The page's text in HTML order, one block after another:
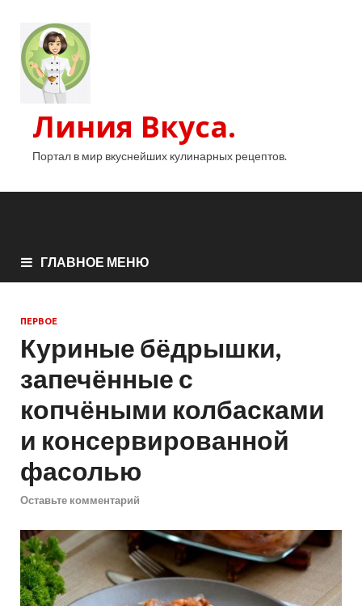
Линия Вкуса.
Портал в мир вкуснейших кулинарных рецептов.
ГЛАВНОЕ МЕНЮ
ПЕРВОЕ
Куриные бёдрышки,
запечённые с
копчёными колбасками
и консервированной
фасолью
Оставьте комментарий